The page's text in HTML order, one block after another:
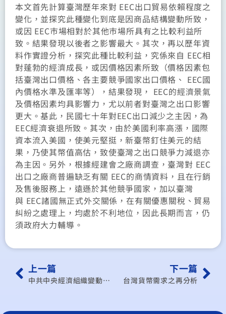
本文首先計算臺灣歷年來對 EEC出口貿易依賴程度之
變化，並探究此種變化到底是因商品結構變動所致，
或因 EEC巿場相對於其他巿場所具有之比較利益所
致。結果發現以後者之影響最大。其次，再以歷年資
料作實證分析，探究此種比較利益，究係來自 EEC相
對蓬勃的經濟成長，或因價格因素所致（價格因素包
括臺灣出口價格、各主要競爭國家出口價格、 EEC國
內價格水準及匯率等），結果發現， EEC的經濟景氣
及價格因素均具影響力，尤以前者對臺灣之出口影響
更大。基此，民國七十年對EEC出口減少之主因，為
EEC經濟衰退所致。其次，由於美國利率高漲，國際
資本流入美國，使美元堅挺，新臺幣釘住美元的結
果，乃使其幣值高估，致使臺灣之出口競爭力減退亦
為主因。另外，根據經建會之廠商調查，臺灣對 EEC
出口之廠商普遍缺乏有關 EEC的商情資料，且在行銷
及售後服務上，遠遜於其他競爭國家，加以臺灣
與 EEC諸國無正式外交關係，在有關優惠關稅、貿易
糾紛之處理上，均處於不利地位，因此長期而言，仍
須政府大力輔導。
上一篇
中共中央經濟組織變動及運作之分析
下一篇
台灣貨幣需求之再分析